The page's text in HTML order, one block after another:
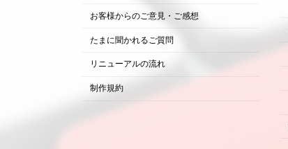
お客様からのご意見・ご感想
たまに聞かれるご質問
リニューアルの流れ
制作規約